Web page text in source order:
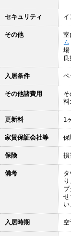
セキュリティ イ
その他 室
ム
入居条件 ペ
その他諸費用
料
更新料 1
家賃保証会社等 保
保険 損
備考
せ
い
入居時期